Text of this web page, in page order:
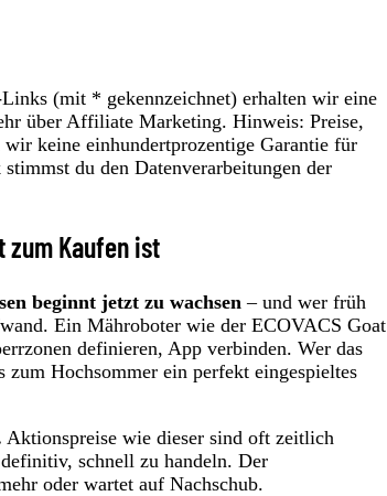
(mit * gekennzeichnet) erhalten wir eine
über Affiliate Marketing. Hinweis: Preise,
keine einhundertprozentige Garantie für
du den Datenverarbeitungen der
zum Kaufen ist
beginnt jetzt zu wachsen – und wer früh
Ein Mähroboter wie der ECOVACS Goat
definieren, App verbinden. Wer das
Hochsommer ein perfekt eingespieltes
Aktionspreise wie dieser sind oft zeitlich
schnell zu handeln. Der
oder wartet auf Nachschub.